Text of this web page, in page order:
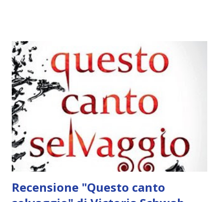
riprometto di rileggerlo in italiano, ma ogni volta rimando.
Ho iniziato a capire che questo mio procrastinare è dovuto
al fatto che ho letto qua e là dei piccoli spoiler sui seguiti e
quindi sono un po' riluttante a proseguire. Più che altro ho
paura che continuando possa restare delusa e in un certo
senso preferisco avere un buon ricordo della storia che
avevo amato. Ad ogni modo il quarto dovrebbe uscire i...
Recensione "Questo canto